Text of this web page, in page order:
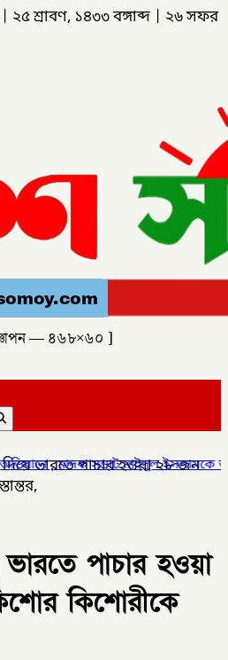
২৫ শ্রাবণ, ১৪৩৩ বঙ্গাব্দ
২৬ সফর
— ৪৬৮×৬০ ]
মাইদুল ইসলামকে আটক ০৩ বোতল স্কাফ
ভারতে পাচার হওয়া ২৮ জন
পাচার হওয়া
কিশোরীকে